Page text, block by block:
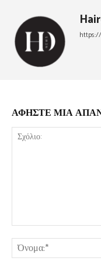
ΑΦΗΣΤΕ ΜΙΑ